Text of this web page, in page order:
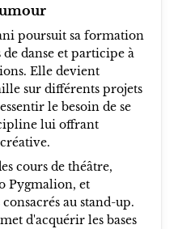
poursuit sa formation
de danse et participe à
Elle devient
sur différents projets
le besoin de se
lui offrant
cours de théâtre,
Pygmalion, et
au stand-up.
d'acquérir les bases